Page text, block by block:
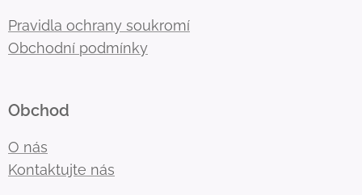
Pravidla ochrany soukromí
Obchodní podmínky
Obchod
O nás
Kontaktujte nás